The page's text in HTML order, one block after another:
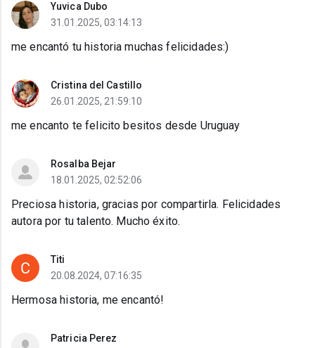
Yuvica Dubo
31.01.2025, 03:14:13
me encantó tu historia muchas felicidades:)
Cristina del Castillo
26.01.2025, 21:59:10
me encanto te felicito besitos desde Uruguay
Rosalba Bejar
18.01.2025, 02:52:06
Preciosa historia, gracias por compartirla. Felicidades
autora por tu talento. Mucho éxito.
Titi
20.08.2024, 07:16:35
Hermosa historia, me encantó!
Patricia Perez